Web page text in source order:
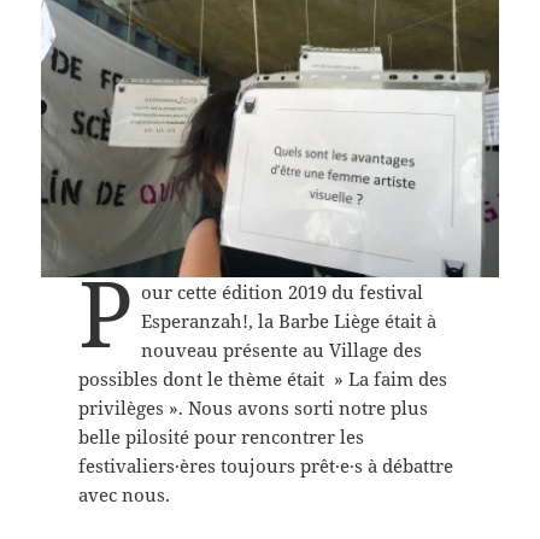
P our cette édition 2019 du festival
Esperanzah!, la Barbe Liège était à
nouveau présente au Village des
possibles dont le thème était » La faim des
privilèges ». Nous avons sorti notre plus
belle pilosité pour rencontrer les
festivaliers·ères toujours prêt·e·s à débattre
avec nous.